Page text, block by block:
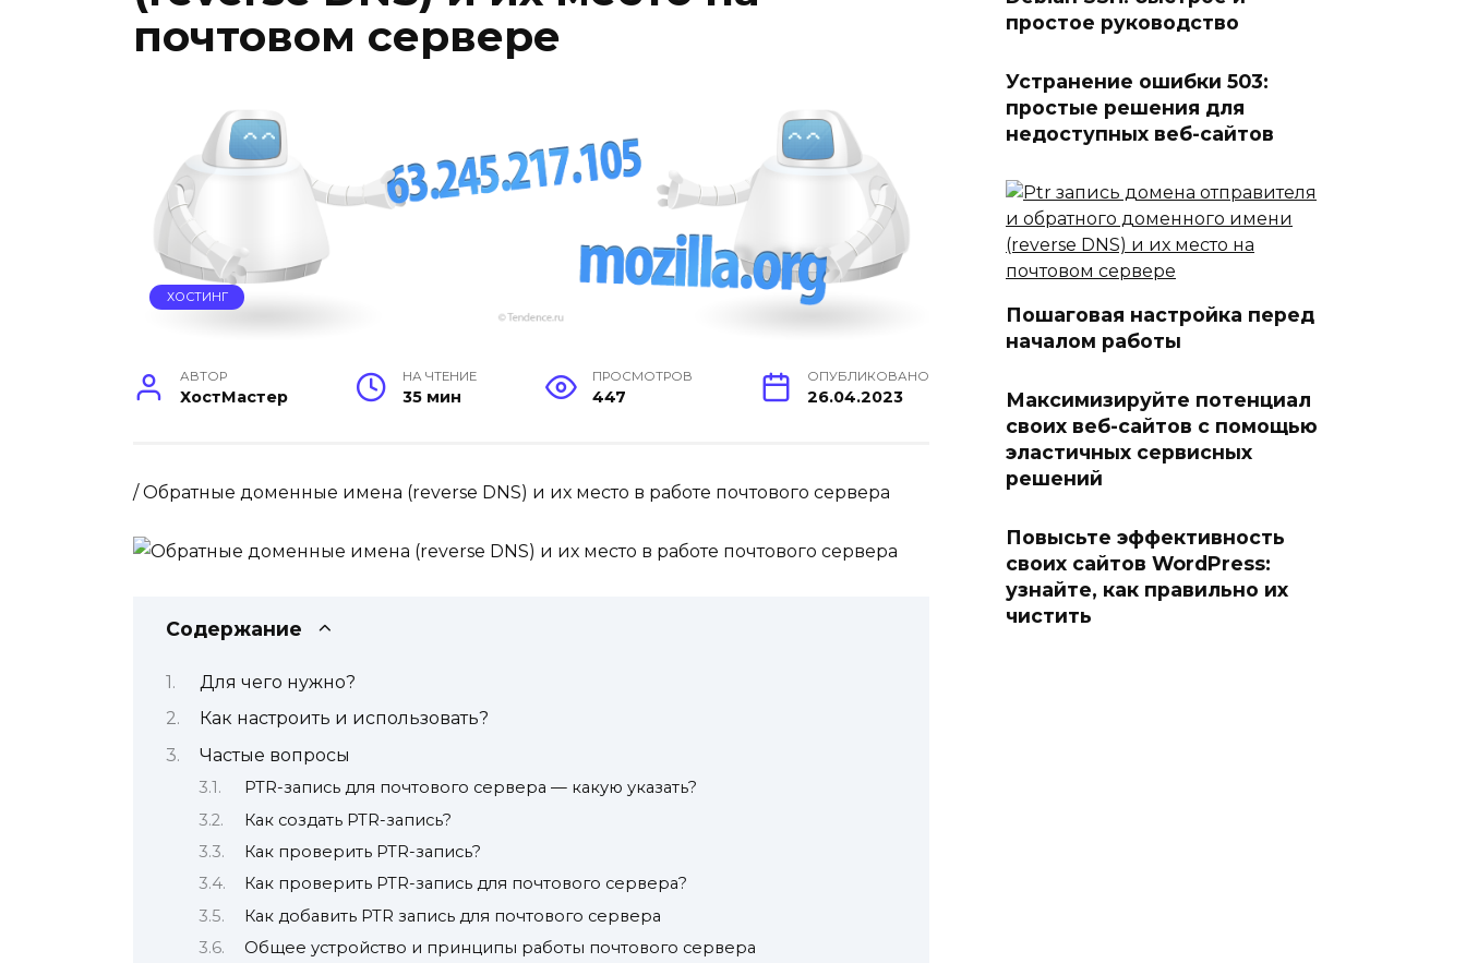
почтовом сервере
ХОСТИНГ
АВТОР
ХостМастер
НА ЧТЕНИЕ
35 мин
ПРОСМОТРОВ
447
ОПУБЛИКОВАНО
26.04.2023
/Обратные доменные имена (reverse DNS) и их место в работе почтового сервера
Содержание
Для чего нужно?
Как настроить и использовать?
Частые вопросы
PTR-запись для почтового сервера — какую указать?
Как создать PTR-запись?
Как проверить PTR-запись?
Как проверить PTR-запись для почтового сервера?
Как добавить PTR запись для почтового сервера
Общее устройство и принципы работы почтового сервера
простое руководство
Устранение ошибки 503:
простые решения для
недоступных веб-сайтов
Пошаговая настройка перед
началом работы
Максимизируйте потенциал
своих веб-сайтов с помощью
эластичных сервисных
решений
Повысьте эффективность
своих сайтов WordPress:
узнайте, как правильно их
чистить